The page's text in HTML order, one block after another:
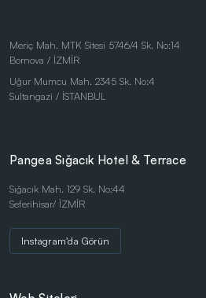
Kalem Setleri
Kişisel Ürünler
Kırtasiye Ürünleri
Kristal ve Ödül Ürünleri
Masa Saatleri
Masaüstü Ürünler
Metal Tükenmez - Roller Kalemler
Meriç Mah. MTK Sitesi 5746/4 Sk. No:14
Bornova / İZMİR
Uğur Mumcu Mah. 2345 Sk. No:4
Sultangazi / İSTANBUL
Pangea Sığacık Hotel & Terrace
Sığacık Mah. 129 Sk. No:44
Seferihisar/ İZMİR
Instagram'da Görün